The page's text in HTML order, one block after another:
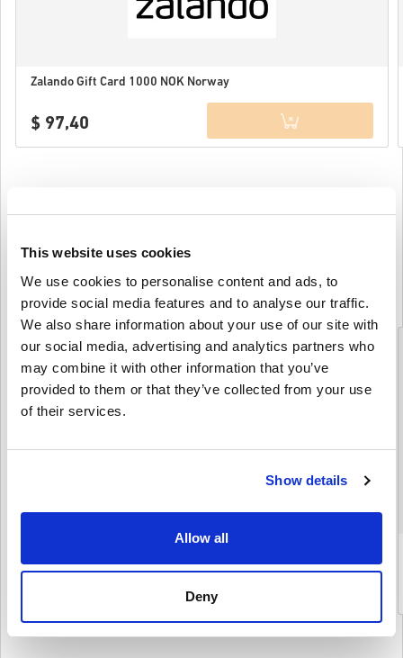
This website uses cookies
We use cookies to personalise content and ads, to
provide social media features and to analyse our traffic.
We also share information about your use of our site with
our social media, advertising and analytics partners who
may combine it with other information that you’ve
provided to them or that they’ve collected from your use
of their services.
Show details
Allow all
Deny
Zalando Gift Card 1000 NOK Norway
$ 97,40
(4 Produkti)
Skatīt kategoriju
Details